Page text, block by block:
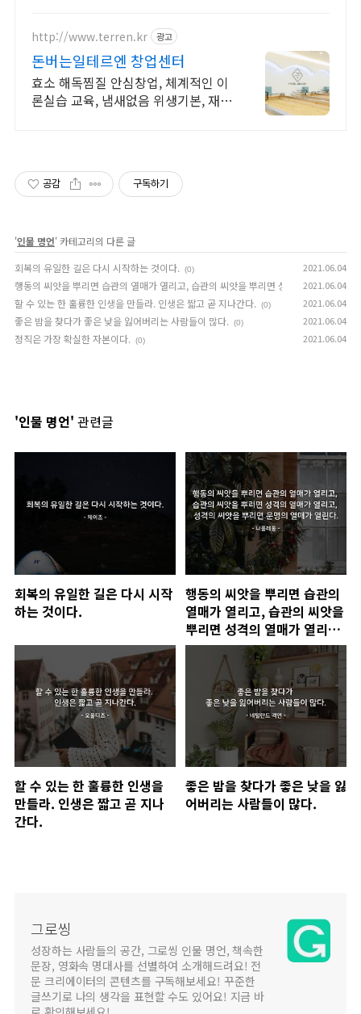
http://www.terren.kr 광고
돈버는일테르엔 창업센터
효소 해독찜질 안심창업, 체계적인 이
론실습 교육, 냄새없음 위생기본, 재료
공감 구독하기
'인물 명언' 카테고리의 다른 글
회복의 유일한 길은 다시 시작하는 것이다.
(0) 2021.06.04
행동의 씨앗을 뿌리면 습관의 열매가 열리고, 습관의 씨앗을 뿌리면 성격의 열매가 열리
2021.06.04
할 수 있는 한 훌륭한 인생을 만들라. 인생은 짧고 곧 지나간다. (0) 2021.06.04
좋은 밤을 찾다가 좋은 낮을 잃어버리는 사람들이 많다. (0) 2021.06.04
정직은 가장 확실한 자본이다. (0) 2021.06.04
'인물 명언' 관련글
회복의 유일한 길은 다시 시작
하는 것이다.
행동의 씨앗을 뿌리면 습관의
열매가 열리고, 습관의 씨앗을
뿌리면 성격의 열매가 열리고,
성격의 씨앗을 뿌리면 운명의
열매가 열린다.
할 수 있는 한 훌륭한 인생을
만들라. 인생은 짧고 곧 지나
간다.
좋은 밤을 찾다가 좋은 낮을 잃
어버리는 사람들이 많다.
그로씽
성장하는 사람들의 공간, 그로씽 인물 명언, 책속한
문장, 영화속 명대사를 선별하여 소개해드려요! 전
문 크리에이터의 콘텐츠를 구독해보세요! 꾸준한
글쓰기로 나의 생각을 표현할 수도 있어요! 지금 바